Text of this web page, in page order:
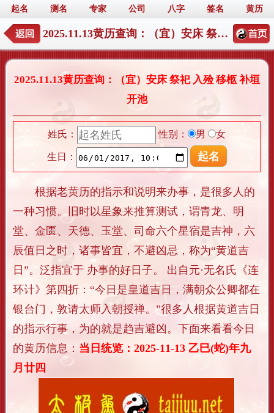
起名 测名 专家 公司 八字 签名 黄历
2025.11.13黄历查询：（宜）安床 祭祀 入殓 移柩 补垣 开池
2025.11.13黄历查询：（宜）安床 祭祀 入殓 移柩 补垣
开池
姓氏： 性别： 男 女
生日：
根据老黄历的指示和说明来办事，是很多人的
一种习惯。旧时以星象来推算测试，谓青龙、明
堂、金匮、天德、玉堂、司命六个星宿是吉神，六
辰值日之时，诸事皆宜，不避凶忌，称为“黄道吉
日”。泛指宜于 办事的好日子。 出自元·无名氏《连
环计》第四折：“今日是皇道吉日，满朝众公卿都在
银台门，敦请太师入朝授禅。”很多人根据黄道吉日
的指示行事，为的就是趋吉避凶。下面来看看今日
的黄历信息： 当日统览：2025-11-13 乙巳(蛇)年九
月廿四